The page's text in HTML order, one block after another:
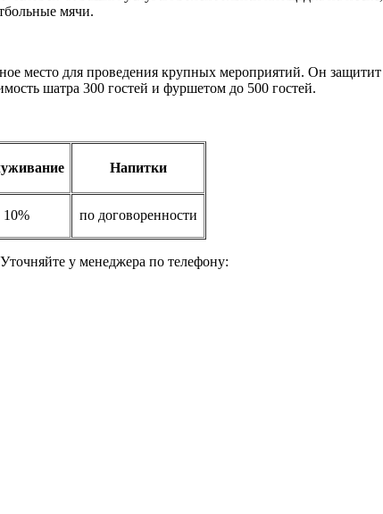
мячи.
место для проведения крупных мероприятий. Он защитит
шатра 300 гостей и фуршетом до 500 гостей.
Напитки
10% по договоренности
у менеджера по телефону: